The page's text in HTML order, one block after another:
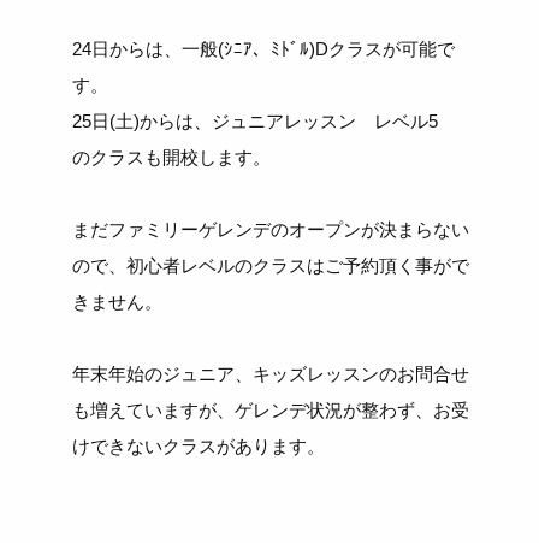
24日からは、一般(ｼﾆｱ、ﾐﾄﾞﾙ)Dクラスが可能で
す。
25日(土)からは、ジュニアレッスン レベル5
のクラスも開校します。
まだファミリーゲレンデのオープンが決まらない
ので、初心者レベルのクラスはご予約頂く事がで
きません。
年末年始のジュニア、キッズレッスンのお問合せ
も増えていますが、ゲレンデ状況が整わず、お受
けできないクラスがあります。